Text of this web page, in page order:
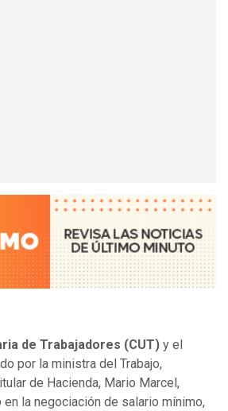
de Trabajadores (CUT) y el
por la ministra del Trabajo,
de Hacienda, Mario Marcel,
en la negociación de salario mínimo,